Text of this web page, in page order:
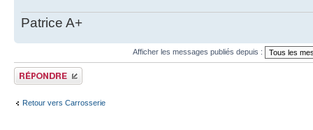
Patrice A+
Afficher les messages publiés depuis :
Publier une réponse
Retour vers Carrosserie